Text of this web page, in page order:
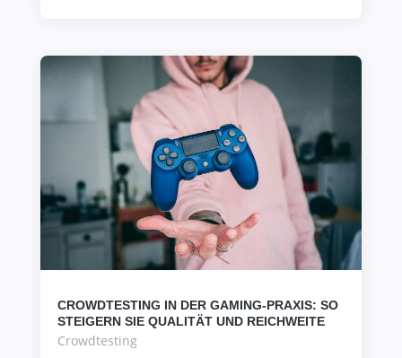
CROWDTESTING IN DER GAMING-PRAXIS: SO
STEIGERN SIE QUALITÄT UND REICHWEITE
Crowdtesting